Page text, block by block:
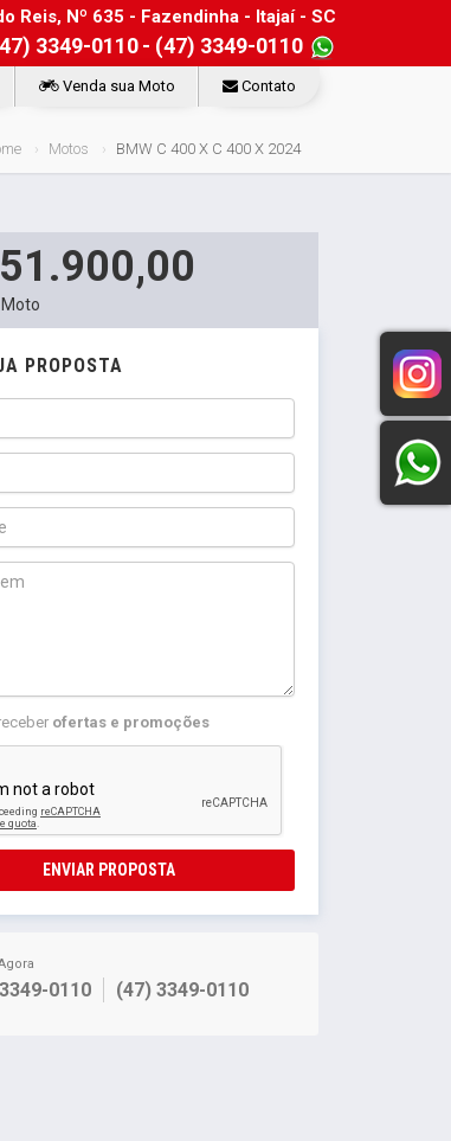
Reis, Nº 635 - Fazendinha - Itajaí - SC
3349-0110- (47) 3349-0110
Venda sua Moto Contato
Motos BMW C 400 X C 400 X 2024
PROPOSTA
ofertas e promoções
ENVIAR PROPOSTA
0110 (47) 3349-0110